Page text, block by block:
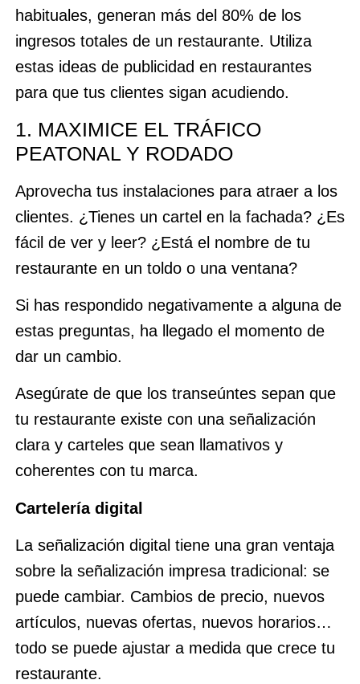
habituales, generan más del 80% de los
ingresos totales de un restaurante. Utiliza
estas ideas de publicidad en restaurantes
para que tus clientes sigan acudiendo.
1. MAXIMICE EL TRÁFICO
PEATONAL Y RODADO
Aprovecha tus instalaciones para atraer a los
clientes. ¿Tienes un cartel en la fachada? ¿Es
fácil de ver y leer? ¿Está el nombre de tu
restaurante en un toldo o una ventana?
Si has respondido negativamente a alguna de
estas preguntas, ha llegado el momento de
dar un cambio.
Asegúrate de que los transeúntes sepan que
tu restaurante existe con una señalización
clara y carteles que sean llamativos y
coherentes con tu marca.
Cartelería digital
La señalización digital tiene una gran ventaja
sobre la señalización impresa tradicional: se
puede cambiar. Cambios de precio, nuevos
artículos, nuevas ofertas, nuevos horarios…
todo se puede ajustar a medida que crece tu
restaurante.